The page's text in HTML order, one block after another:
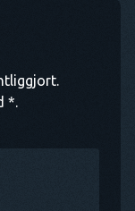
*.